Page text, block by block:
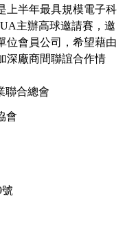
上半年最具規模電子科
主辦高球邀請賽，邀
位會員公司，希望藉由
深廠商間聯誼合作情
聯合總會
會